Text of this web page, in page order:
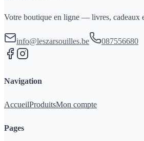
Votre boutique en ligne — livres, cadeaux
info@leszarsouilles.be 087556680
Navigation
AccueilProduitsMon compte
Pages